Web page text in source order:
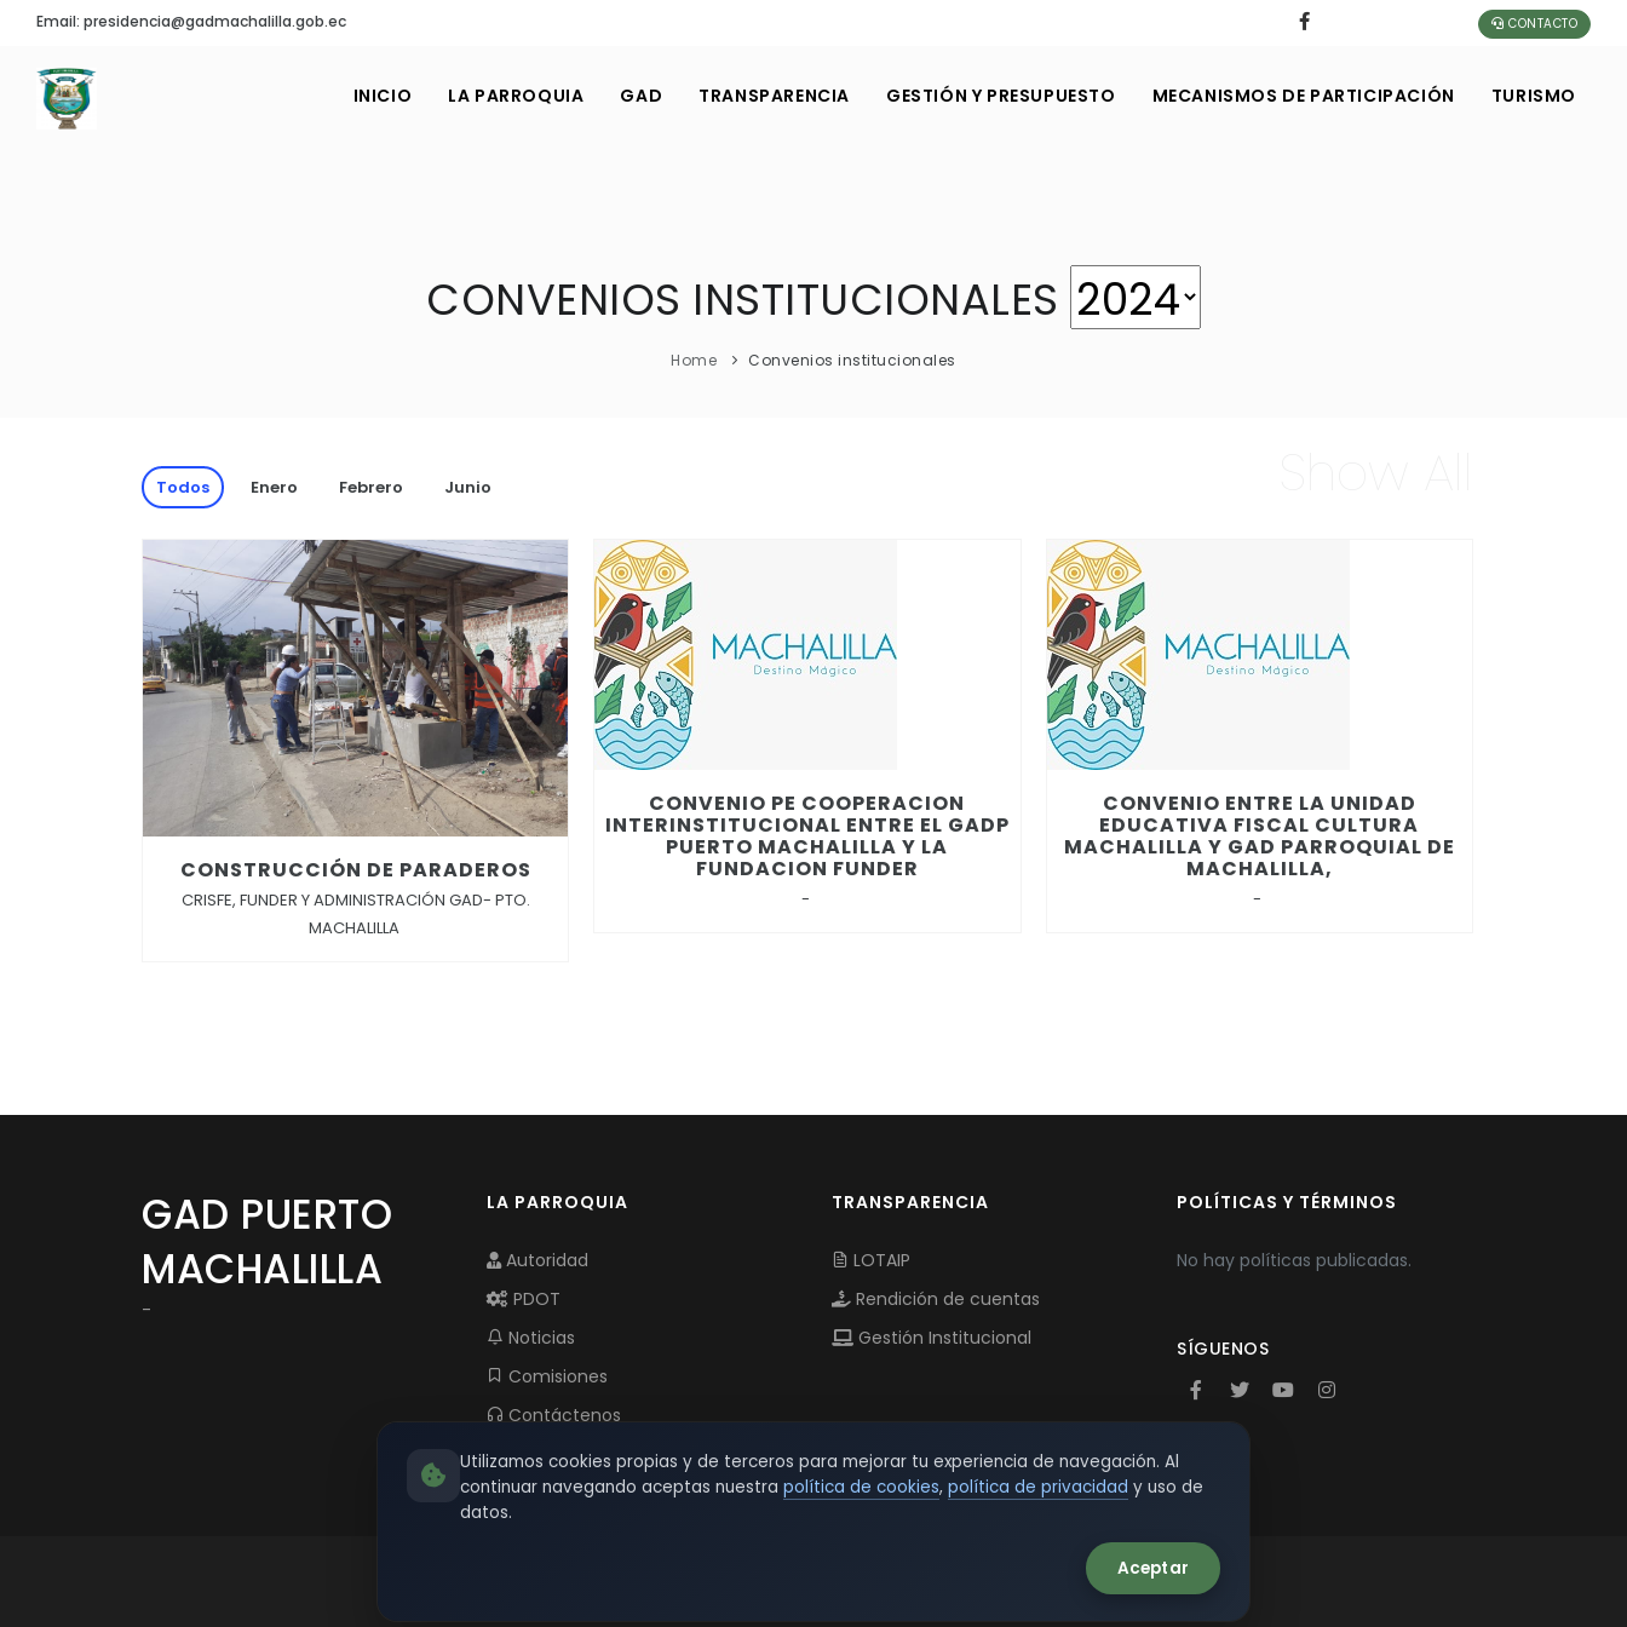
Email: presidencia@gadmachalilla.gob.ec CONTACTO
INICIO LA PARROQUIA GAD TRANSPARENCIA GESTIÓN Y PRESUPUESTO MECANISMOS DE PARTICIPACIÓN TURISMO
CONVENIOS INSTITUCIONALES
Home Convenios institucionales
Todos Enero Febrero Junio
CONSTRUCCIÓN DE PARADEROS
CRISFE, FUNDER Y ADMINISTRACIÓN GAD- PTO.
MACHALILLA
CONVENIO PE COOPERACION
INTERINSTITUCIONAL ENTRE EL GADP
PUERTO MACHALILLA Y LA
FUNDACION FUNDER
-
CONVENIO ENTRE LA UNIDAD
EDUCATIVA FISCAL CULTURA
MACHALILLA Y GAD PARROQUIAL DE
MACHALILLA,
-
GAD PUERTO
MACHALILLA
-
LA PARROQUIA
Autoridad
PDOT
Noticias
Comisiones
Contáctenos
TRANSPARENCIA
LOTAIP
Rendición de cuentas
Gestión Institucional
POLÍTICAS Y TÉRMINOS
No hay políticas publicadas.
SÍGUENOS
Utilizamos cookies propias y de terceros para mejorar tu experiencia de navegación. Al
continuar navegando aceptas nuestra política de cookies, política de privacidad y uso de
datos.
Aceptar